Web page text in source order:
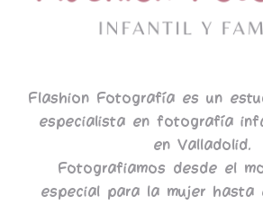
Flashion Fotografía es un
especialista en fotografía
en Valladolid.
Fotografiamos desde el
especial para la mujer hasta